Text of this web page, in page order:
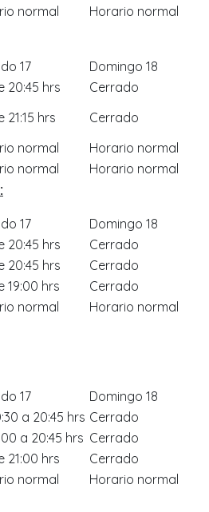
normal Horario normal
17 Domingo 18
20:45 hrs Cerrado
21:15 hrs Cerrado
normal Horario normal
normal Horario normal
17 Domingo 18
20:45 hrs Cerrado
20:45 hrs Cerrado
19:00 hrs Cerrado
normal Horario normal
17 Domingo 18
a 20:45 hrs Cerrado
a 20:45 hrs Cerrado
21:00 hrs Cerrado
normal Horario normal